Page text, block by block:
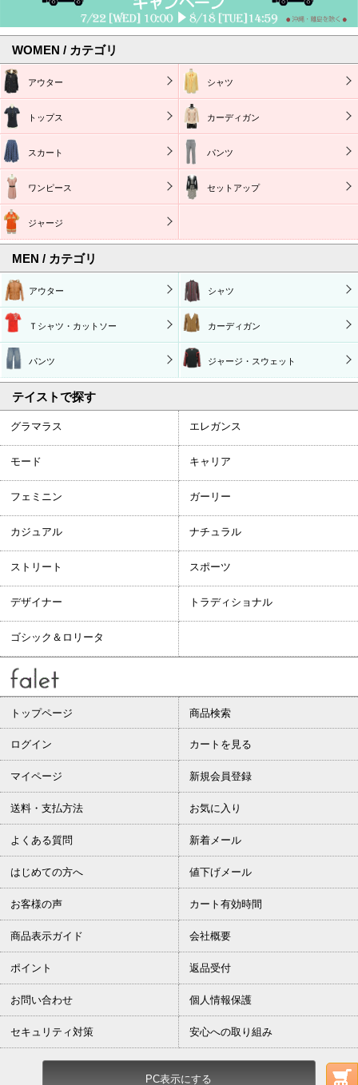
WOMEN / カテゴリ
アウター シャツ
トップス カーディガン
スカート パンツ
ワンピース セットアップ
ジャージ
MEN / カテゴリ
アウター シャツ
Ｔシャツ・カットソー カーディガン
パンツ ジャージ・スウェット
テイストで探す
グラマラス エレガンス
モード キャリア
フェミニン ガーリー
カジュアル ナチュラル
ストリート スポーツ
デザイナー トラディショナル
ゴシック＆ロリータ
トップページ 商品検索
ログイン カートを見る
マイページ 新規会員登録
送料・支払方法 お気に入り
よくある質問 新着メール
はじめての方へ 値下げメール
お客様の声 カート有効時間
商品表示ガイド 会社概要
ポイント 返品受付
お問い合わせ 個人情報保護
セキュリティ対策 安心への取り組み
PC表示にする